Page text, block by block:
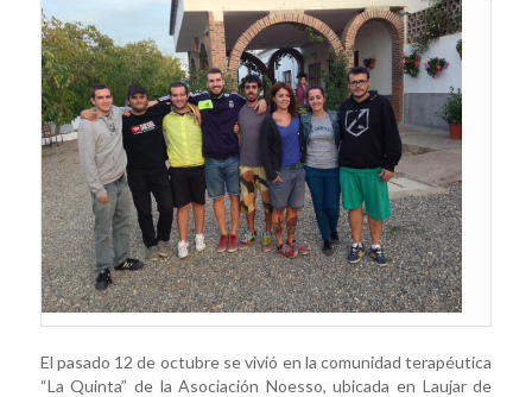
El pasado 12 de octubre se vivió en la comunidad terapéutica
“La Quinta” de la Asociación Noesso, ubicada en Laujar de